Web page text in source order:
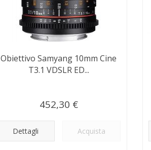
Obiettivo Samyang 10mm Cine
T3.1 VDSLR ED...
452,30 €
Dettagli Acquista